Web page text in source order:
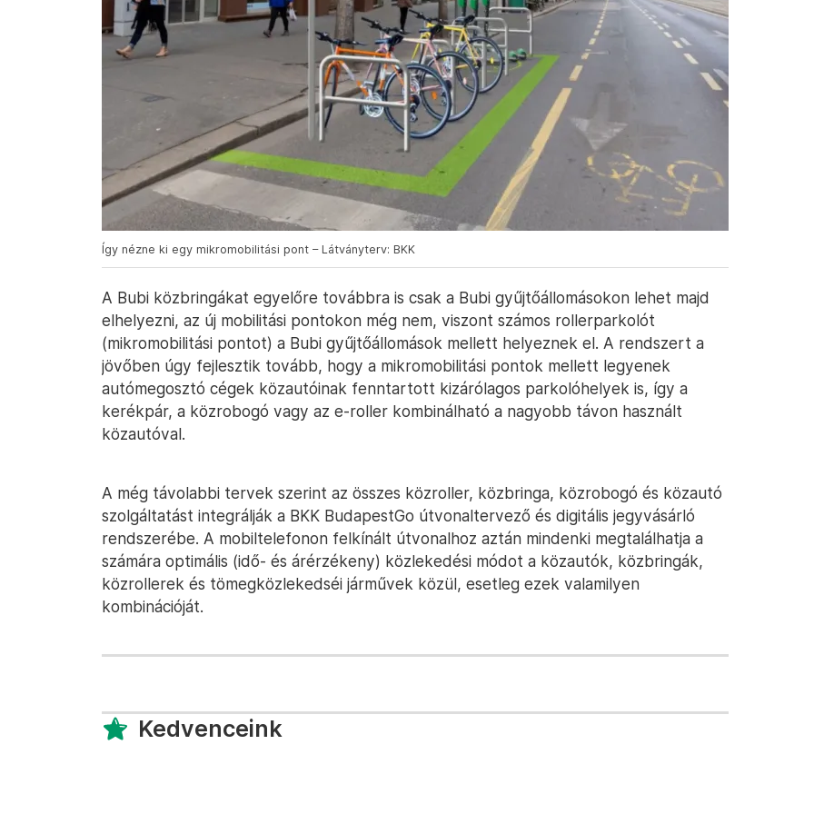
Így nézne ki egy mikromobilitási pont – Látványterv: BKK
A Bubi közbringákat egyelőre továbbra is csak a Bubi gyűjtőállomásokon lehet majd
elhelyezni, az új mobilitási pontokon még nem, viszont számos rollerparkolót
(mikromobilitási pontot) a Bubi gyűjtőállomások mellett helyeznek el. A rendszert a
jövőben úgy fejlesztik tovább, hogy a mikromobilitási pontok mellett legyenek
autómegosztó cégek közautóinak fenntartott kizárólagos parkolóhelyek is, így a
kerékpár, a közrobogó vagy az e-roller kombinálható a nagyobb távon használt
közautóval.
A még távolabbi tervek szerint az összes közroller, közbringa, közrobogó és közautó
szolgáltatást integrálják a BKK BudapestGo útvonaltervező és digitális jegyvásárló
rendszerébe. A mobiltelefonon felkínált útvonalhoz aztán mindenki megtalálhatja a
számára optimális (idő- és árérzékeny) közlekedési módot a közautók, közbringák,
közrollerek és tömegközlekedséi járművek közül, esetleg ezek valamilyen
kombinációját.
Kedvenceink